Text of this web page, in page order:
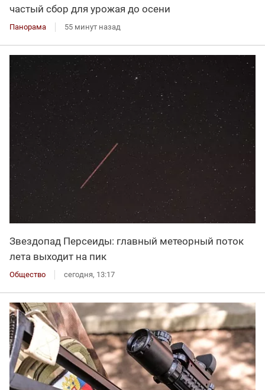
частый сбор для урожая до осени
Панорама 55 минут назад
Звездопад Персеиды: главный метеорный поток
лета выходит на пик
Общество сегодня, 13:17